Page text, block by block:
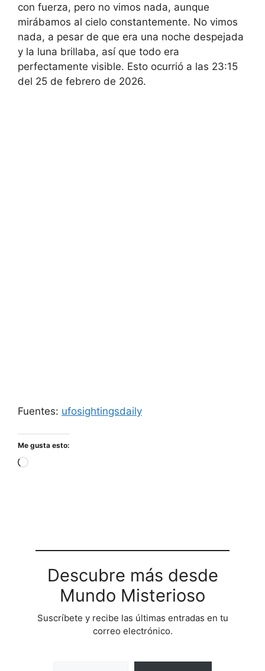
con fuerza, pero no vimos nada, aunque
mirábamos al cielo constantemente. No vimos
nada, a pesar de que era una noche despejada
y la luna brillaba, así que todo era
perfectamente visible. Esto ocurrió a las 23:15
del 25 de febrero de 2026.
Fuentes: ufosightingsdaily
Me gusta esto:
Cargando...
Descubre más desde
Mundo Misterioso
Suscríbete y recibe las últimas entradas en tu
correo electrónico.